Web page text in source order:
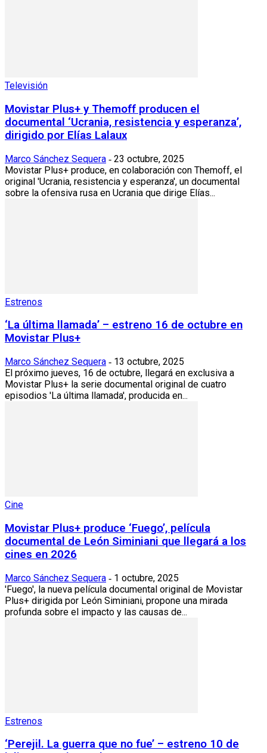
Televisión
Movistar Plus+ y Themoff producen el
documental ‘Ucrania, resistencia y esperanza’,
dirigido por Elías Lalaux
Marco Sánchez Sequera - 23 octubre, 2025
Movistar Plus+ produce, en colaboración con Themoff, el
original 'Ucrania, resistencia y esperanza', un documental
sobre la ofensiva rusa en Ucrania que dirige Elías...
Estrenos
‘La última llamada’ – estreno 16 de octubre en
Movistar Plus+
Marco Sánchez Sequera - 13 octubre, 2025
El próximo jueves, 16 de octubre, llegará en exclusiva a
Movistar Plus+ la serie documental original de cuatro
episodios 'La última llamada', producida en...
Cine
Movistar Plus+ produce ‘Fuego’, película
documental de León Siminiani que llegará a los
cines en 2026
Marco Sánchez Sequera - 1 octubre, 2025
'Fuego', la nueva película documental original de Movistar
Plus+ dirigida por León Siminiani, propone una mirada
profunda sobre el impacto y las causas de...
Estrenos
‘Perejil. La guerra que no fue’ – estreno 10 de